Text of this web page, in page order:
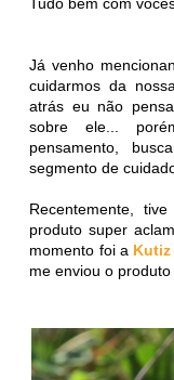
Já venho
cuidarmos da
atrás eu não
sobre ele...
pensamento,
segmento de
Recentemente,
produto super
momento foi a Kutiz
me enviou o produto